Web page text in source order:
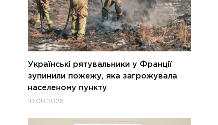
Українські рятувальники у Франції
зупинили пожежу, яка загрожувала
населеному пункту
10.08.2026